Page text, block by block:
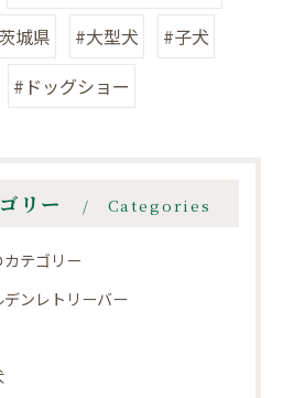
城県 #大型犬
#子犬
#ドッグショー
リー Categories
テゴリー
デンレトリーバー